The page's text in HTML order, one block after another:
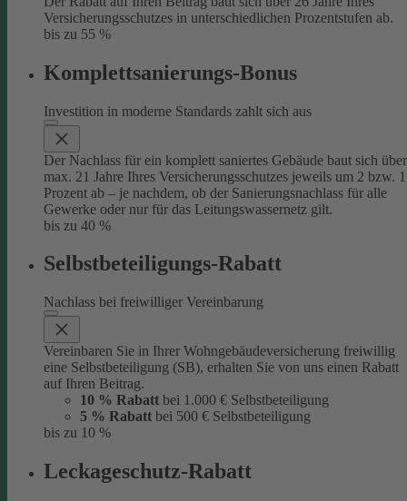
Versicherungsschutzes in unterschiedlichen Prozentstufen ab.
bis zu 55 %
Komplettsanierungs-Bonus
Investition in moderne Standards zahlt sich aus
Der Nachlass für ein komplett saniertes Gebäude baut sich über
max. 21 Jahre Ihres Versicherungsschutzes jeweils um 2 bzw. 1
Prozent ab – je nachdem, ob der Sanierungsnachlass für alle
Gewerke oder nur für das Leitungswassernetz gilt.
bis zu 40 %
Selbstbeteiligungs-Rabatt
Nachlass bei freiwilliger Vereinbarung
Vereinbaren Sie in Ihrer Wohngebäudeversicherung freiwillig
eine Selbstbeteiligung (SB), erhalten Sie von uns einen Rabatt
auf Ihren Beitrag.
10 % Rabatt bei 1.000 € Selbstbeteiligung
5 % Rabatt bei 500 € Selbstbeteiligung
bis zu 10 %
Leckageschutz-Rabatt